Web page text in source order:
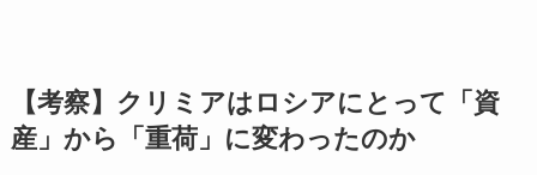
【考察】クリミアはロシアにとって「資
産」から「重荷」に変わったのか